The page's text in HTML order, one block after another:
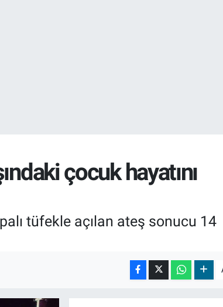
çocuk hayatını
tüfekle açılan ateş sonucu 14